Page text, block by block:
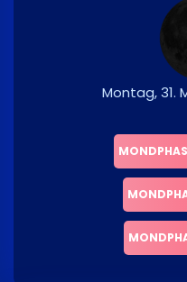
Montag, 31.